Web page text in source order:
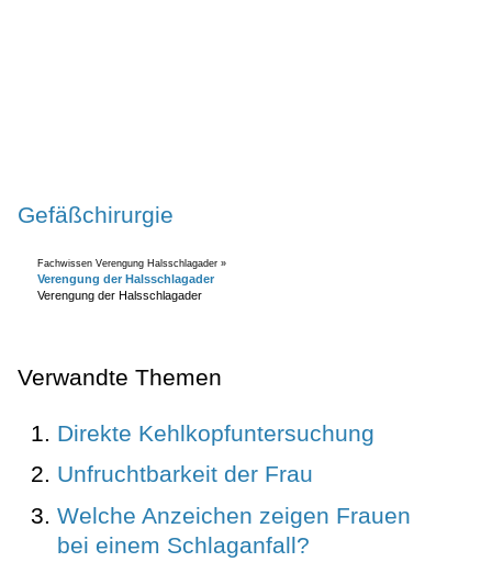
Gefäßchirurgie
Fachwissen Verengung Halsschlagader »
Verengung der Halsschlagader
Verengung der Halsschlagader
Verwandte Themen
Direkte Kehlkopfuntersuchung
Unfruchtbarkeit der Frau
Welche Anzeichen zeigen Frauen
bei einem Schlaganfall?